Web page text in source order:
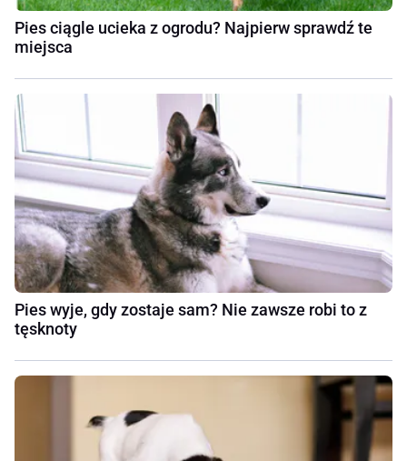
Pies ciągle ucieka z ogrodu? Najpierw sprawdź te
miejsca
Pies wyje, gdy zostaje sam? Nie zawsze robi to z
tęsknoty